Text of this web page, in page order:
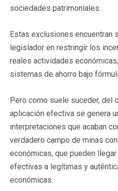
sociedades patrimoniales.
Estas exclusiones encuentran
legislador en restringir los
reales actividades
sistemas de ahorro bajo
Pero como suele suceder, del
aplicación efectiva se genera
interpretaciones que acaban
verdadero campo de minas
económicas, que pueden
efectivas a legítimas y
económicas.